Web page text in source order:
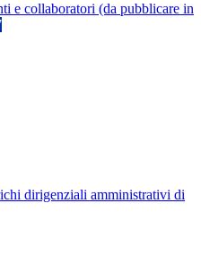
e collaboratori (da pubblicare in
dirigenziali amministrativi di